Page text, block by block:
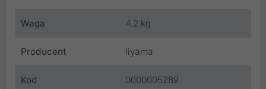
Waga 4.2 kg
Producent Iiyama
Kod 0000005289